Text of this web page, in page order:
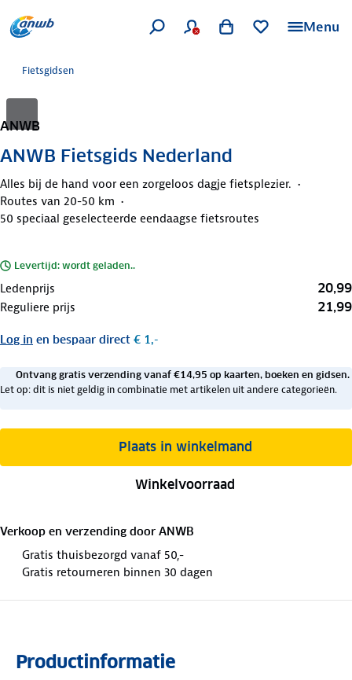
Menu
Fietsgidsen
ANWB
ANWB Fietsgids Nederland
Alles bij de hand voor een zorgeloos dagje fietsplezier.
Routes van 20-50 km
50 speciaal geselecteerde eendaagse fietsroutes
Levertijd: wordt geladen..
Ledenprijs 20,99
Reguliere prijs 21,99
Log in en bespaar direct € 1,-
Ontvang gratis verzending vanaf €14,95 op kaarten, boeken en gidsen.
Let op: dit is niet geldig in combinatie met artikelen uit andere categorieën.
Plaats in winkelmand
Winkelvoorraad
Verkoop en verzending door ANWB
Gratis thuisbezorgd vanaf 50,-
Gratis retourneren binnen 30 dagen
Productinformatie